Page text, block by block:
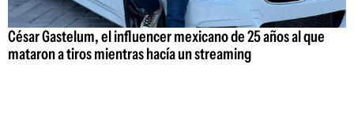
César Gastelum, el influencer mexicano de 25 años al que
mataron a tiros mientras hacía un streaming